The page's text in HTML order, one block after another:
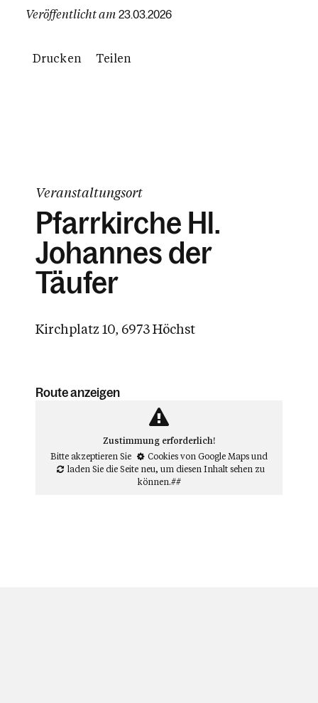
Veröffentlicht am 23.03.2026
Drucken Teilen
Veranstaltungsort
Pfarrkirche Hl.
Johannes der
Täufer
Kirchplatz 10, 6973 Höchst
Route anzeigen
Zustimmung erforderlich!
Bitte akzeptieren Sie
Cookies von Google Mapsund
laden Sie die Seite neu, um diesen Inhalt sehen zu
können.##